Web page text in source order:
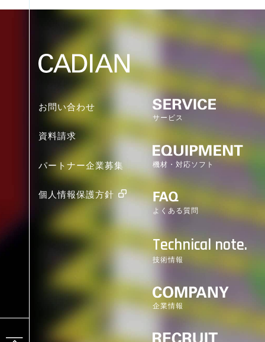
お問い合わせ
資料請求
パートナー企業募集
個人情報保護方針
サービス
機材・対応ソフト
よくある質問
Technical note.
技術情報
企業情報